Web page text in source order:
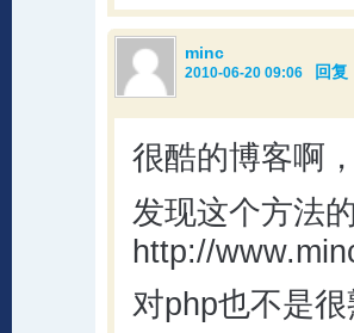
minc
2010-06-20 09:06 回复
很酷的博客啊，
发现这个方法
http://
对php也不是